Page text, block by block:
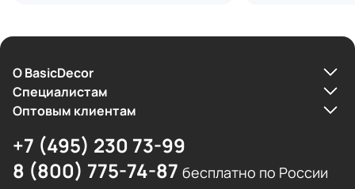
О BasicDecor
Cпециалистам
Оптовым клиентам
+7 (495) 230 73-99
8 (800) 775-74-87 бесплатно по России